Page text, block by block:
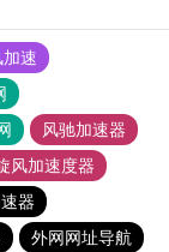
速
风驰加速器
风加速度器
器
外网网址导航